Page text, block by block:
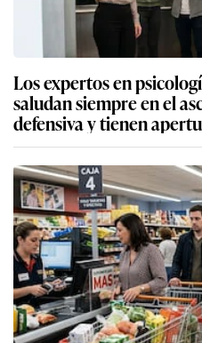
Los expertos en
saludan siempre en el
defensiva y tienen